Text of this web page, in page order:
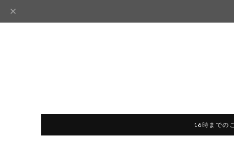
16時までの